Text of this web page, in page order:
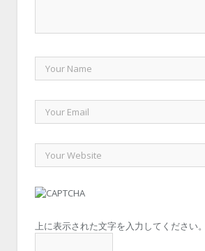
上に表示された文字を入力してください。